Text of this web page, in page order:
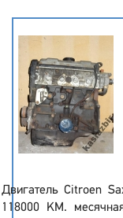
Двигатель Citroen
118000 KM.